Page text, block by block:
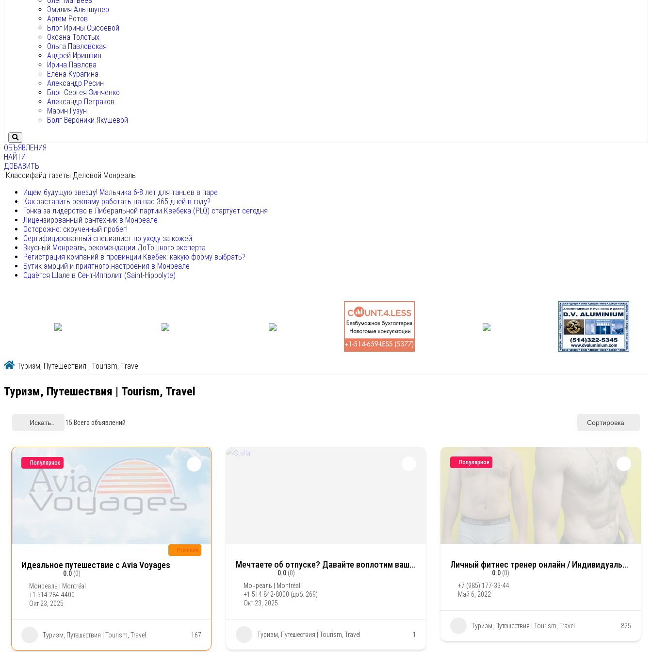
Эмилия Альтшулер
Артем Ротов
Блог Ирины Сысоевой
Оксана Толстых
Ольга Павловская
Андрей Иришкин
Ирина Павлова
Елена Курагина
Александр Ресин
Блог Сергея Зинченко
Александр Петраков
Марин Гузун
Болг Вероники Якушевой
ОБЪЯВЛЕНИЯ
НАЙТИ
ДОБАВИТЬ
Классифайд газеты Деловой Монреаль
Ищем будущую звезду! Мальчика 6-8 лет для танцев в паре
Как заставить рекламу работать на вас 365 дней в году?
Гонка за лидерство в Либеральной партии Квебека (PLQ) стартует сегодня
Лицензированный сантехник в Монреале
Осторожно: скрученный пробег!
Сертифицированный специалист по уходу за кожей
Вкусный Монреаль, рекомендации ДоТошного эксперта
Регистрация компаний в провинции Квебек: какую форму выбрать?
Бутик эмоций и приятного настроения в Монреале
Сдаётся Шале в Сент-Ипполит (Saint-Hippolyte)
Туризм, Путешествия | Tourism, Travel
Туризм, Путешествия | Tourism, Travel
Искать.. 15 Всего объявлений Сортировка
Популярное
Premium
Идеальное путешествие с Avia Voyages
0.0 (0)
Монреаль | Montréal
+1 514 284-4400
Окт 23, 2025
Туризм, Путешествия | Tourism, Travel 167
Мечтаете об отпуске? Давайте воплотим вашу мечту вместе!
0.0 (0)
Монреаль | Montréal
+1 514 842-8000 (доб. 269)
Окт 23, 2025
Туризм, Путешествия | Tourism, Travel 1
Популярное
Личный фитнес тренер онлайн / Индивидуальная коррекция фигуры
0.0 (0)
+7 (985) 177-33-44
Май 6, 2022
Туризм, Путешествия | Tourism, Travel 825